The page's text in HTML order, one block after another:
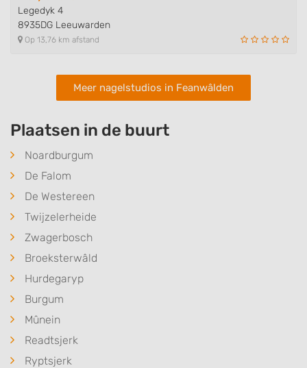
Legedyk 4
8935DG Leeuwarden
Op 13,76 km afstand
Meer nagelstudios in Feanwâlden
Plaatsen in de buurt
Noardburgum
De Falom
De Westereen
Twijzelerheide
Zwagerbosch
Broeksterwâld
Hurdegaryp
Burgum
Mûnein
Readtsjerk
Ryptsjerk